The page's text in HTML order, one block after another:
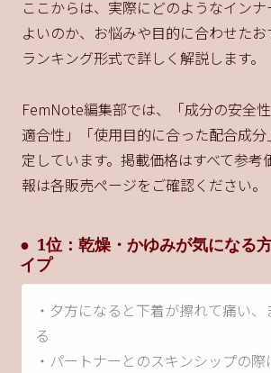
ここからは、実際にどのようなイン
よいのか、お悩みや目的に合わせた
ランキング形式で詳しく解説します。
FemNote編集部では、「成分の安全
適合性」「使用目的に合った配合成
定しています。掲載価格はすべて参考
報は各販売ページをご確認ください。
1位：乾燥・かゆみが気になる
イプ
・夕方になると下着が擦れて痛い
る
・パートナーとのスキンシップの